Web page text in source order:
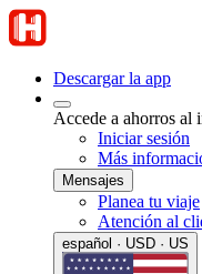
Descargar la app
Accede a ahorros al
Iniciar sesión
Más
Mensajes
Planea tu viaje
Atención al
español · USD · US